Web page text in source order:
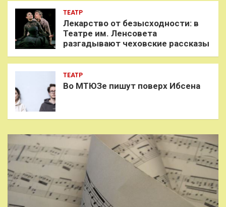
ТЕАТР
Лекарство от безысходности: в
Театре им. Ленсовета
разгадывают чеховские рассказы
ТЕАТР
Во МТЮЗе пишут поверх Ибсена